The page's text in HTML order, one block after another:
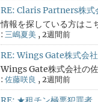
RE: Claris Partners株式
情報を探している方はこ
: 三嶋夏美 ,2週間前
RE: Wings Gate株式会
Wings Gate株式会社の
: 佐藤咲良 ,2週間前